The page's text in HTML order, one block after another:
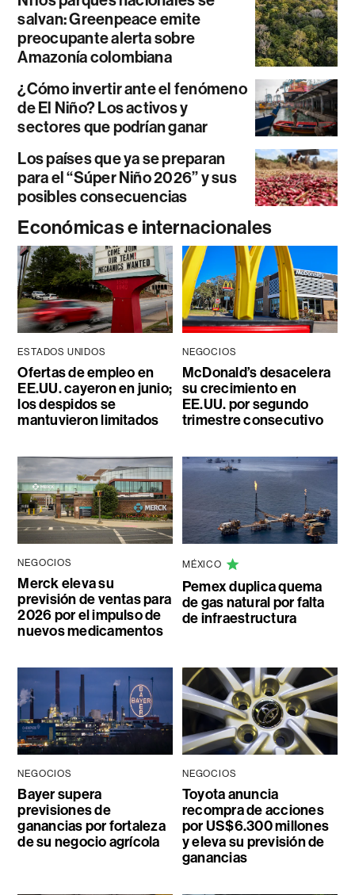
salvan: Greenpeace emite
preocupante alerta sobre
Amazonía colombiana
¿Cómo invertir ante el fenómeno
de El Niño? Los activos y
sectores que podrían ganar
Los países que ya se preparan
para el “Súper Niño 2026” y sus
posibles consecuencias
Económicas e internacionales
ESTADOS UNIDOS
Ofertas de empleo en
EE.UU. cayeron en junio;
los despidos se
mantuvieron limitados
NEGOCIOS
McDonald’s desacelera
su crecimiento en
EE.UU. por segundo
trimestre consecutivo
NEGOCIOS
Merck eleva su
previsión de ventas para
2026 por el impulso de
nuevos medicamentos
MÉXICO
Pemex duplica quema
de gas natural por falta
de infraestructura
NEGOCIOS
Bayer supera
previsiones de
ganancias por fortaleza
de su negocio agrícola
NEGOCIOS
Toyota anuncia
recompra de acciones
por US$6.300 millones
y eleva su previsión de
ganancias